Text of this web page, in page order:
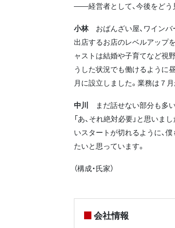
――経営者として、今後をどう
小林おばんざい屋、ワインバ
出店するお店のレベルアップ
ャストは結婚や子育てなど視
うした状況でも働けるように
月に設立しました。業務は７
中川 まだ話せない部分も多
「あ、それ絶対必要」と思いま
いスタートが切れるように、
たいと思っています。
（構成・氏家）
会社情報